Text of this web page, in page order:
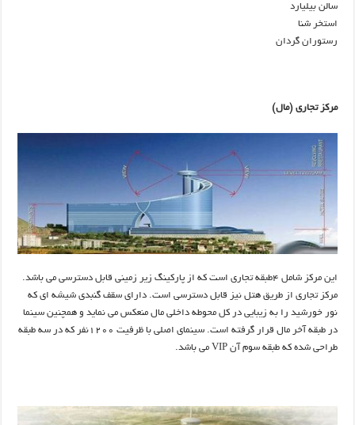
سالن بیلیارد
استخر شنا
رستوران گردان
مرکز تجاری (مال)
این مرکز شامل ۴طبقه تجاری است که از پارکینگ زیر زمینی قابل دسترسی می باشد.
مرکز تجاری از طریق هتل نیز قابل دسترسی است. دارای سقف گنبدی شیشه ای که
نور خورشید را به زیبایی در کل محوطه داخلی مال منعکس می نماید و همچنین سینما
در طبقه آخر مال قرار گرفته است. سینمای اصلی با ظرفیت ۱۲۰۰نفر که در سه طبقه
طراحی شده که طبقه سوم آن VIP می باشد.